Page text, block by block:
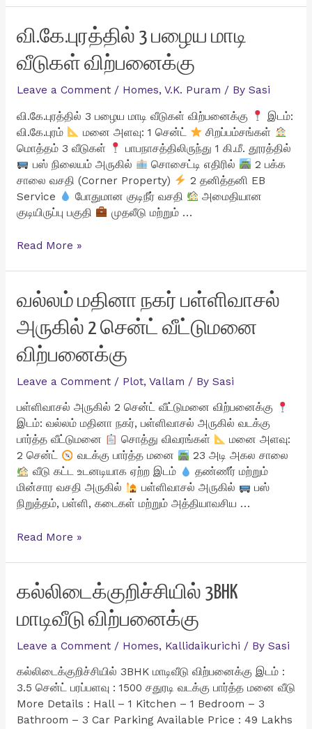
வி.கே.புரத்தில் 3 பழைய மாடி
வீடுகள் விற்பனைக்கு
Leave a Comment / Homes, V.K. Puram / By Sasi
வி.கே.புரத்தில் 3 பழைய மாடி வீடுகள் விற்பனைக்கு
இடம்:
வி.கே.புரம்
மனை அளவு: 1 சென்ட்
சிறப்பம்சங்கள்
மொத்தம் 3 வீடுகள்
பாபநாசத்திலிருந்து 1 கி.மீ. தூரத்தில்
பஸ் நிலையம் அருகில்
சொசைட்டி எதிரில்
2 பக்க
சாலை வசதி (Corner Property)
2 தனித்தனி EB
Service
போதுமான குடிநீர் வசதி
அமைதியான
குடியிருப்பு பகுதி
முதலீடு மற்றும் …
வி.கே.புரத்தில்
வீடுகள்
விற்பனைக்கு
Read More »
வல்லம் மதினா நகர் பள்ளிவாசல்
அருகில் 2 சென்ட் வீட்டுமனை
விற்பனைக்கு
Leave a Comment / Plot, Vallam / By Sasi
பள்ளிவாசல் அருகில் 2 சென்ட் வீட்டுமனை விற்பனைக்கு
இடம்: வல்லம் மதினா நகர், பள்ளிவாசல் அருகில் வடக்கு
பார்த்த வீட்டுமனை
சொத்து விவரங்கள்
மனை அளவு:
2 சென்ட்
வடக்கு பார்த்த மனை
23 அடி அகல சாலை
வீடு கட்ட உடனடியாக ஏற்ற இடம்
தண்ணீர் மற்றும்
மின்சார வசதி அருகில்
பள்ளிவாசல் அருகில்
பஸ்
நிறுத்தம், பள்ளி, கடைகள் மற்றும் அத்தியாவசிய …
வல்லம்
பள்ளிவாசல்
அருகில்
2
சென்ட்
வீட்டுமனை
விற்பனைக்கு
Read More »
கல்லிடைக்குறிச்சியில் 3BHK
மாடிவீடு விற்பனைக்கு
Leave a Comment / Homes, Kallidaikurichi / By Sasi
கல்லிடைக்குறிச்சியில் 3BHK மாடிவீடு விற்பனைக்கு இடம் :
3.5 சென்ட் பரப்பளவு : 1500 சதுரடி வடக்கு பார்த்த மனை வீடு
More Details : Hall – 1 Kitchen – 1 Bedroom – 3
Bathroom – 3 Car Parking Available Price : 49 Lakhs